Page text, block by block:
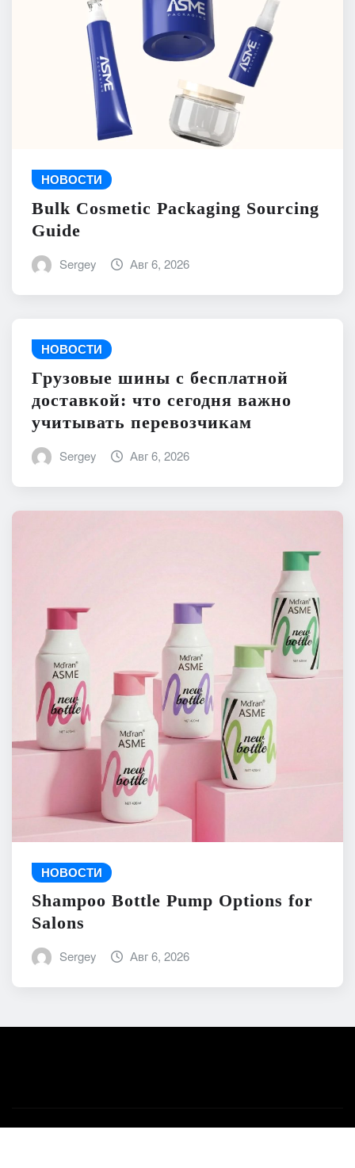
НОВОСТИ
Bulk Cosmetic Packaging Sourcing
Guide
Sergey Авг 6, 2026
НОВОСТИ
Грузовые шины с бесплатной
доставкой: что сегодня важно
учитывать перевозчикам
Sergey Авг 6, 2026
НОВОСТИ
Shampoo Bottle Pump Options for
Salons
Sergey Авг 6, 2026